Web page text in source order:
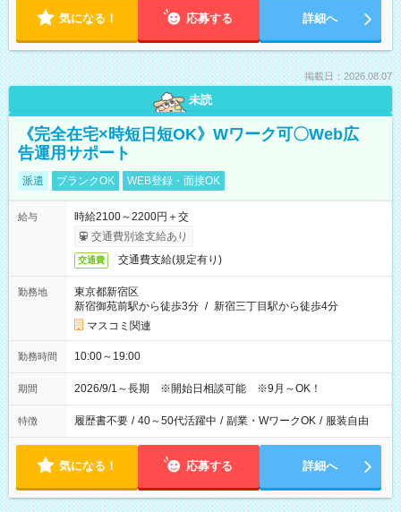
気になる！ 応募する 詳細へ
掲載日：2026.08.07
未読
《完全在宅×時短日短OK》Wワーク可〇Web広
告運用サポート
派遣 ブランクOK WEB登録・面接OK
給与
時給2100～2200円＋交
交通費別途支給あり
交通費 交通費支給(規定有り)
勤務地
東京都新宿区
新宿御苑前駅から徒歩3分 / 新宿三丁目駅から徒歩4分
マスコミ関連
勤務時間 10:00～19:00
期間 2026/9/1～長期 ※開始日相談可能 ※9月～OK！
特徴 履歴書不要 / 40～50代活躍中 / 副業・WワークOK / 服装自由
気になる！ 応募する 詳細へ